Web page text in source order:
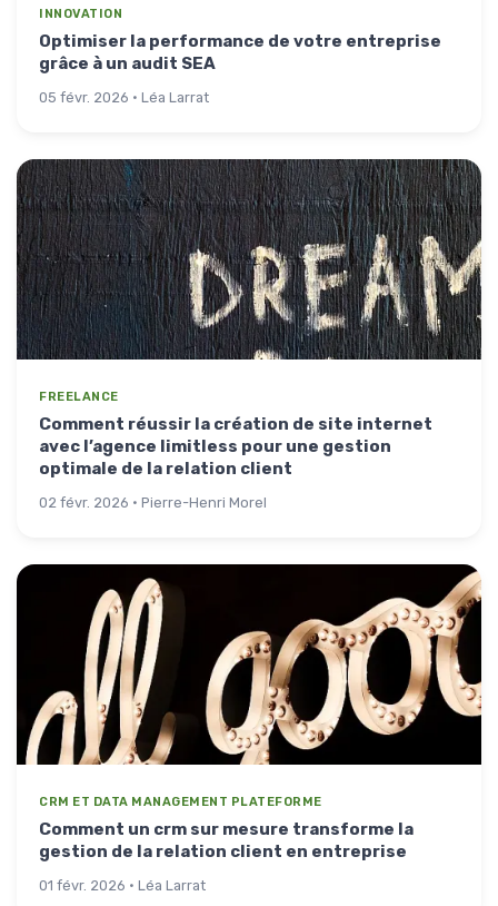
INNOVATION
Optimiser la performance de votre entreprise
grâce à un audit SEA
05 févr. 2026 · Léa Larrat
FREELANCE
Comment réussir la création de site internet
avec l’agence limitless pour une gestion
optimale de la relation client
02 févr. 2026 · Pierre-Henri Morel
CRM ET DATA MANAGEMENT PLATEFORME
Comment un crm sur mesure transforme la
gestion de la relation client en entreprise
01 févr. 2026 · Léa Larrat